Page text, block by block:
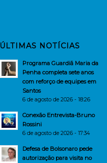
ÚLTIMAS NOTÍCIAS
Programa Guardiã Maria da
Penha completa sete anos
com reforço de equipes em
Santos
6 de agosto de 2026 - 18:26
Conexão Entrevista-Bruno
Rossini
6 de agosto de 2026 - 17:34
Defesa de Bolsonaro pede
autorização para visita no